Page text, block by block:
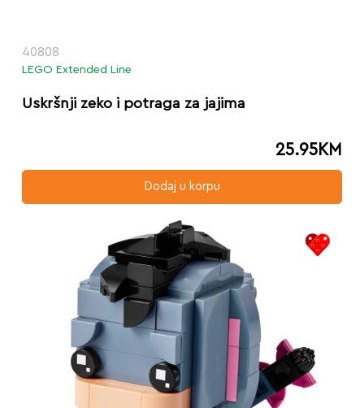
40808
LEGO Extended Line
Uskršnji zeko i potraga za jajima
25.95KM
Dodaj u korpu